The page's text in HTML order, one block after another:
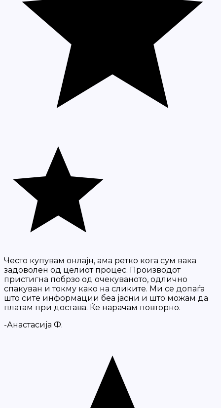
Често купувам онлајн, ама ретко кога сум вака
задоволен од целиот процес. Производот
пристигна побрзо од очекуваното, одлично
спакуван и токму како на сликите. Ми се допаѓа
што сите информации беа јасни и што можам да
платам при достава. Ќе нарачам повторно.
-Анастасија Ф.